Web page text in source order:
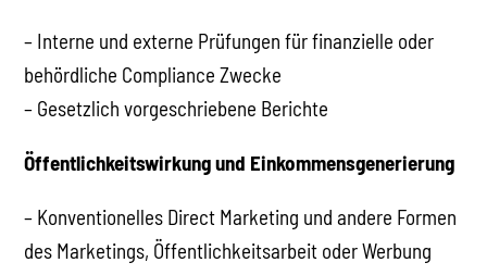
– Interne und externe Prüfungen für finanzielle oder
behördliche Compliance Zwecke
– Gesetzlich vorgeschriebene Berichte
Öffentlichkeitswirkung und Einkommensgenerierung
– Konventionelles Direct Marketing und andere Formen
des Marketings, Öffentlichkeitsarbeit oder Werbung